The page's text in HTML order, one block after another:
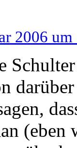
2006
(eben